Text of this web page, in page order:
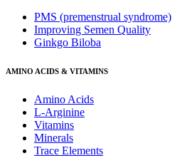
PMS (premenstrual syndrome)
Improving Semen Quality
Ginkgo Biloba
AMINO ACIDS & VITAMINS
Amino Acids
L-Arginine
Vitamins
Minerals
Trace Elements